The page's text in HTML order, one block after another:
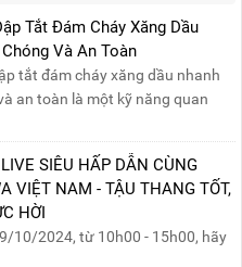
Tắt Đám Cháy Xăng Dầu
Và An Toàn
tắt đám cháy xăng dầu nhanh
an toàn là một kỹ năng quan
dầu rất dễ lan rộng và gây thiệt
trọng nếu không được xử lý kịp
việc hiểu rõ các phương pháp
SIÊU HẤP DẪN CÙNG
VIỆT NAM - TẬU THANG TỐT,
HỜI
10/2024, từ 10h00 - 15h00, hãy